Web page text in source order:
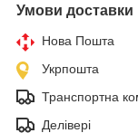
Умови доставки
Нова Пошта
Укрпошта
Транспортна
Делівері